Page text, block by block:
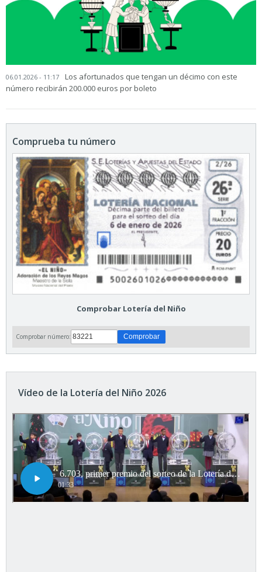
06.01.2026 - 11:17
Los afortunados que tengan un décimo con este
número recibirán 200.000 euros por boleto
Comprueba tu número
Comprobar Lotería del Niño
Comprobar número:
Vídeo de la Lotería del Niño 2026